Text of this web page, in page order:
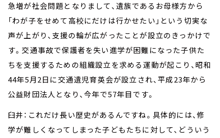
急増が社会問題となりまして、遺族であるお母様方から
「わが子をせめて高校にだけは行かせたい」という切実な
声が上がり、支援の輪が広がったことが設立のきっかけで
す。交通事故で保護者を失い進学が困難になった子供た
ちを支援するための組織設立を求める運動が起こり、昭和
44年5月2日に交通遺児育英会が設立され、平成23年から
公益財団法人となり、今年で57年目です。
臼井：これだけ長い歴史があるんですね。具体的には、修
学が難しくなってしまった子どもたちに対して、どういう